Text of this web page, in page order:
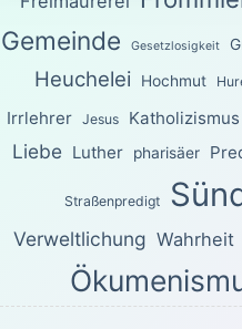
Gemeinde Gesetzlosigkeit
Heuchelei Hochmut
Irrlehrer Jesus Katholizismus
Liebe Luther pharisäer
Straßenpredigt
Verweltlichung Wahrheit